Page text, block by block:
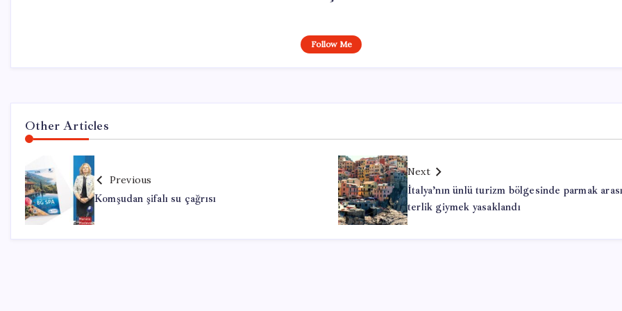
Follow Me
Other Articles
Previous
Komşudan şifalı su çağrısı
Next
İtalya’nın ünlü turizm bölgesinde parmak
terlik giymek yasaklandı